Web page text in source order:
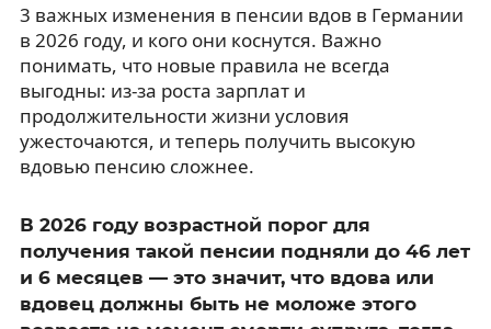
3 важных изменения в пенсии вдов в Германии
в 2026 году, и кого они коснутся. Важно
понимать, что новые правила не всегда
выгодны: из-за роста зарплат и
продолжительности жизни условия
ужесточаются, и теперь получить высокую
вдовью пенсию сложнее.
В 2026 году возрастной порог для
получения такой пенсии подняли до 46 лет
и 6 месяцев — это значит, что вдова или
вдовец должны быть не моложе этого